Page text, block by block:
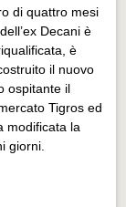
di quattro mesi
Decani è
è
il nuovo
ospitante il
Tigros ed
modificata la
giorni.